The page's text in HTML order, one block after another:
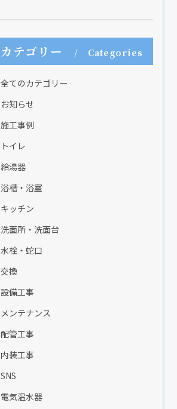
カテゴリー Categories
全てのカテゴリー
お知らせ
施工事例
トイレ
給湯器
浴槽・浴室
キッチン
洗面所・洗面台
水栓・蛇口
交換
設備工事
メンテナンス
配管工事
内装工事
SNS
電気温水器